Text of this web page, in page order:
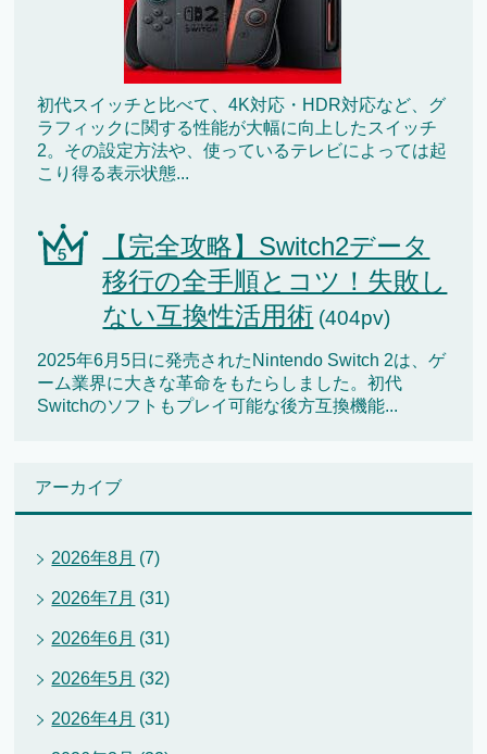
初代スイッチと比べて、4K対応・HDR対応など、グ
ラフィックに関する性能が大幅に向上したスイッチ
2。その設定方法や、使っているテレビによっては起
こり得る表示状態...
【完全攻略】Switch2データ
移行の全手順とコツ！失敗し
ない互換性活用術 (404pv)
2025年6月5日に発売されたNintendo Switch 2は、ゲ
ーム業界に大きな革命をもたらしました。初代
Switchのソフトもプレイ可能な後方互換機能...
アーカイブ
2026年8月 (7)
2026年7月 (31)
2026年6月 (31)
2026年5月 (32)
2026年4月 (31)